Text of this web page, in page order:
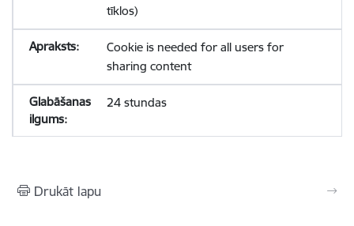
tīklos)
Cookie is needed for all users for
sharing content
24 stundas
Drukāt lapu